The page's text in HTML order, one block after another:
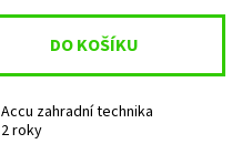
Accu zahradní technika
2 roky